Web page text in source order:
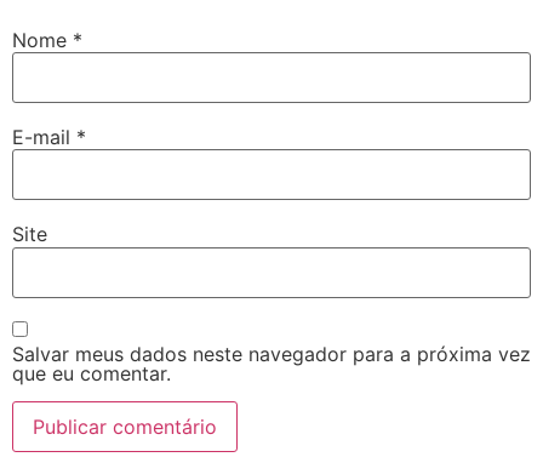
Nome *
E-mail *
Site
Salvar meus dados neste navegador para a próxima vez
que eu comentar.